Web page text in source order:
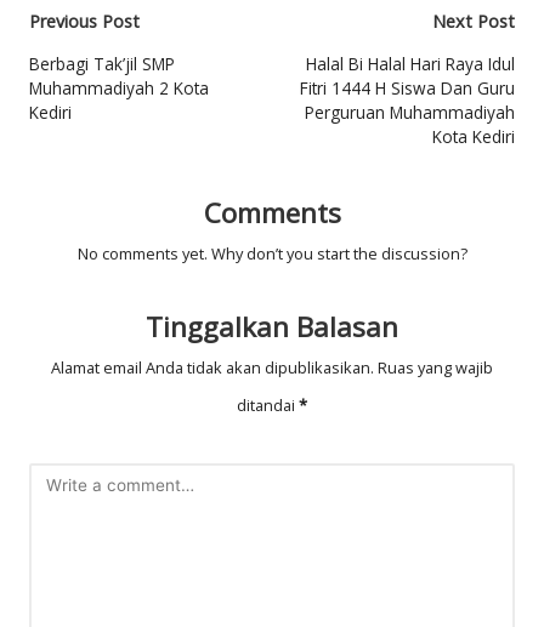
Post
navigation
Previous Post
Berbagi Tak’jil SMP
Muhammadiyah 2 Kota
Kediri
Next Post
Halal Bi Halal Hari Raya Idul
Fitri 1444 H Siswa Dan Guru
Perguruan Muhammadiyah
Kota Kediri
Comments
No comments yet. Why don’t you start the discussion?
Tinggalkan Balasan
Alamat email Anda tidak akan dipublikasikan. Ruas yang wajib
ditandai *